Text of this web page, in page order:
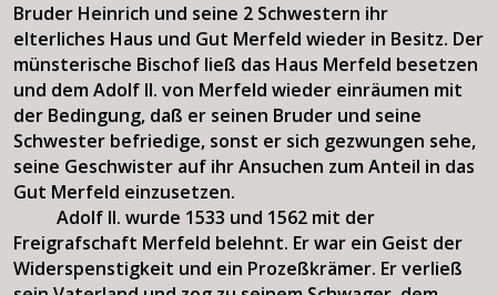
Bruder Heinrich und seine 2 Schwestern ihr
elterliches Haus und Gut Merfeld wieder in Besitz. Der
münsterische Bischof ließ das Haus Merfeld besetzen
und dem Adolf II. von Merfeld wieder einräumen mit
der Bedingung, daß er seinen Bruder und seine
Schwester befriedige, sonst er sich gezwungen sehe,
seine Geschwister auf ihr Ansuchen zum Anteil in das
Gut Merfeld einzusetzen.
Adolf II. wurde 1533 und 1562 mit der
Freigrafschaft Merfeld belehnt. Er war ein Geist der
Widerspenstigkeit und ein Prozeßkrämer. Er verließ